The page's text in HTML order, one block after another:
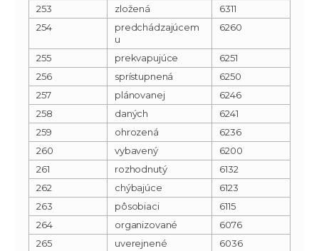
253
zložená
6311
254
predchádzajúcem
u
6260
255 prekvapujúce
6251
256
sprístupnená
6250
257
plánovanej
6246
258
daných
6241
259
ohrozená
6236
260
vybavený
6200
261
rozhodnutý
6132
262
chýbajúce
6123
263
pôsobiaci
6115
264
organizované
6076
265
uverejnené
6036